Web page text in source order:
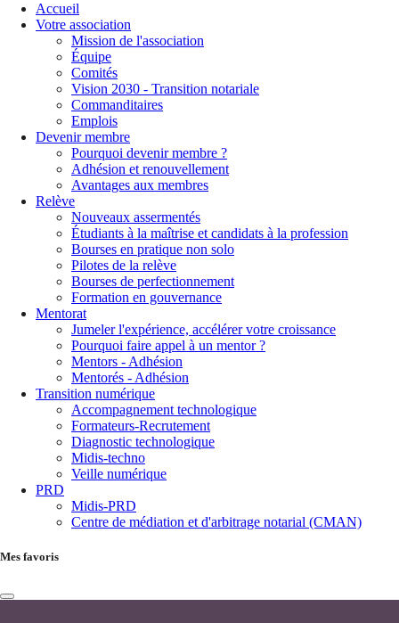
Accueil
Votre association
Mission de l'association
Équipe
Comités
Vision 2030 - Transition notariale
Commanditaires
Emplois
Devenir membre
Pourquoi devenir membre ?
Adhésion et renouvellement
Avantages aux membres
Relève
Nouveaux assermentés
Étudiants à la maîtrise et candidats à la profession
Bourses en pratique non solo
Pilotes de la relève
Bourses de perfectionnement
Formation en gouvernance
Mentorat
Jumeler l'expérience, accélérer votre croissance
Pourquoi faire appel à un mentor ?
Mentors - Adhésion
Mentorés - Adhésion
Transition numérique
Accompagnement technologique
Formateurs-Recrutement
Diagnostic technologique
Midis-techno
Veille numérique
PRD
Midis-PRD
Centre de médiation et d'arbitrage notarial (CMAN)
Mes favoris